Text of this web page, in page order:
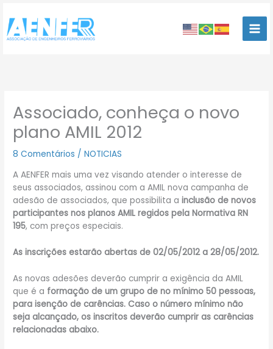
para
conteúdo
Associado, conheça o novo
plano AMIL 2012
8 Comentários /NOTICIAS
A AENFER mais uma vez visando atender o interesse de
seus associados, assinou com a AMIL nova campanha de
adesão de associados, que possibilita ainclusão de novos
participantes nos planos AMIL regidos pela Normativa RN
195, com preços especiais.
As inscrições estarão abertas de 02/05/2012 a 28/05/2012.
As novas adesões deverão cumprir a exigência da AMIL
que é a formação de um grupo de no mínimo 50 pessoas,
para isenção de carências. Caso o número mínimo não
seja alcançado, os inscritos deverão cumprir as carências
relacionadas abaixo.